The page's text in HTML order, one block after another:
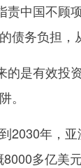
责中国不顾
务负担，
是有效投
年，亚
多亿美